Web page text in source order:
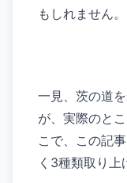
もしれません。
一見、茨の道
が、実際のと
こで、この記
く3種類取り上